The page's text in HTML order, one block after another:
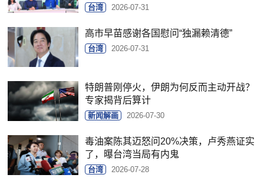
台湾 2026-07-31
高市早苗感谢各国慰问“独漏赖清德”
台湾 2026-07-31
特朗普刚停火，伊朗为何反而主动开战？
专家揭背后算计
新闻解画 2026-07-30
毒油案陈其迈怒问20%决策，卢秀燕证实
了，曝台湾当局有内鬼
台湾 2026-07-28